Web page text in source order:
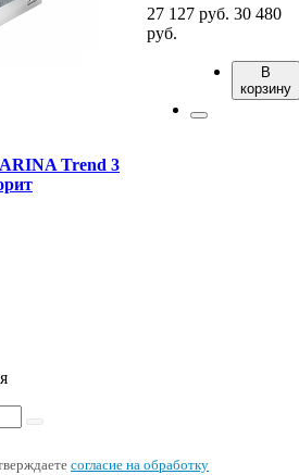
Trend 3
27 127 руб. 30 480
руб.
В
корзину
согласие на обработку